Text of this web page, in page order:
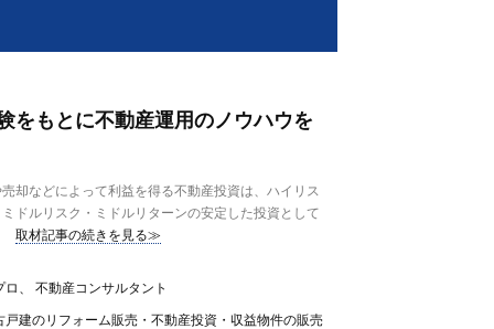
をもとに不動産運用のノウハウを
などによって利益を得る不動産投資は、ハイリス
ドルリスク・ミドルリターンの安定した投資として
取材記事の続きを見る≫
、 不動産コンサルタント
戸建のリフォーム販売・不動産投資・収益物件の販売